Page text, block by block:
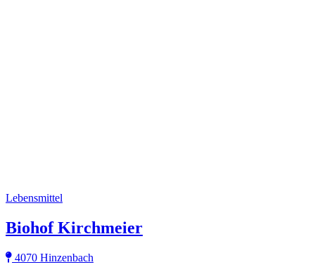
Lebensmittel
Biohof Kirchmeier
4070 Hinzenbach